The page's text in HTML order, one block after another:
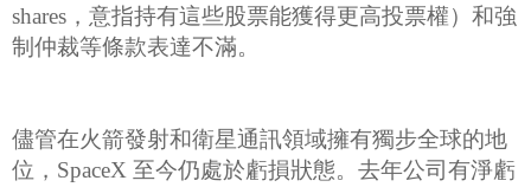
shares，意指持有這些股票能獲得更高投票權）和強
制仲裁等條款表達不滿。
儘管在火箭發射和衛星通訊領域擁有獨步全球的地
位，SpaceX 至今仍處於虧損狀態。去年公司有淨虧